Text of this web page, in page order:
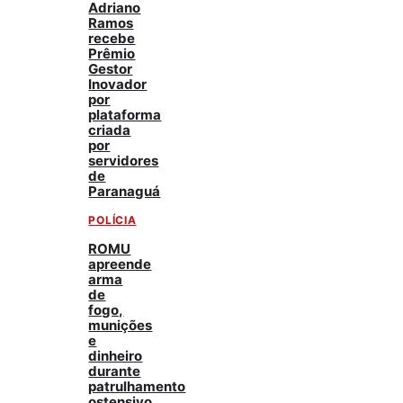
Adriano
Ramos
recebe
Prêmio
Gestor
Inovador
por
plataforma
criada
por
servidores
de
Paranaguá
POLÍCIA
ROMU
apreende
arma
de
fogo,
munições
e
dinheiro
durante
patrulhamento